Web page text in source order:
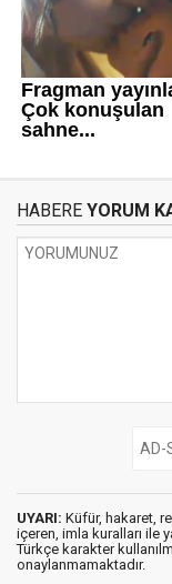
HABERE YORUM
UYARI: Küfür, hakaret,
içeren, imla kuralları ile
Türkçe karakter
onaylanmamaktadır.